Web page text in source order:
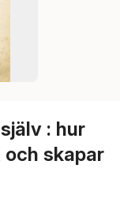
: hur
skapar